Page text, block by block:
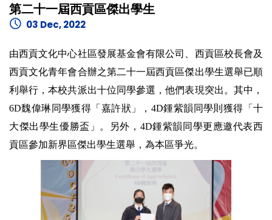
第二十一屆西貢區傑出學生
03 Dec, 2022
由西貢文化中心社區發展基金會有限公司、西貢區校長會及
西貢文化青年會合辦之第二十一屆西貢區傑出學生選舉已順
利舉行，本校共派出十位同學參選，他們表現突出。其中，
6D魏偉琳同學獲得「嘉許狀」，4D鍾紫韻同學則獲得「十
大傑出學生優勝盃」。另外，4D鍾紫韻同學更應邀代表西
貢區參加新界區傑出學生選舉，為本區爭光。